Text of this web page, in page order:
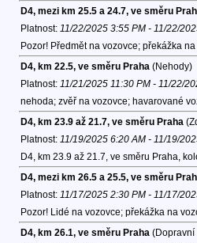
D4, mezi km 25.5 a 24.7, ve směru
Platnost: 11/22/2025 3:55 PM - 11/22/
Pozor! Předmět na vozovce; překážka
D4, km 22.5, ve směru Praha (Nehody)
Platnost: 11/21/2025 11:30 PM - 11/22/
nehoda; zvěř na vozovce; havarované
D4, km 23.9 až 21.7, ve směru Praha
Platnost: 11/19/2025 6:20 AM - 11/19/
D4, km 23.9 až 21.7, ve směru Praha,
D4, mezi km 26.5 a 25.5, ve směru
Platnost: 11/17/2025 2:30 PM - 11/17/
Pozor! Lidé na vozovce; překážka na
D4, km 26.1, ve směru Praha (Dopravní